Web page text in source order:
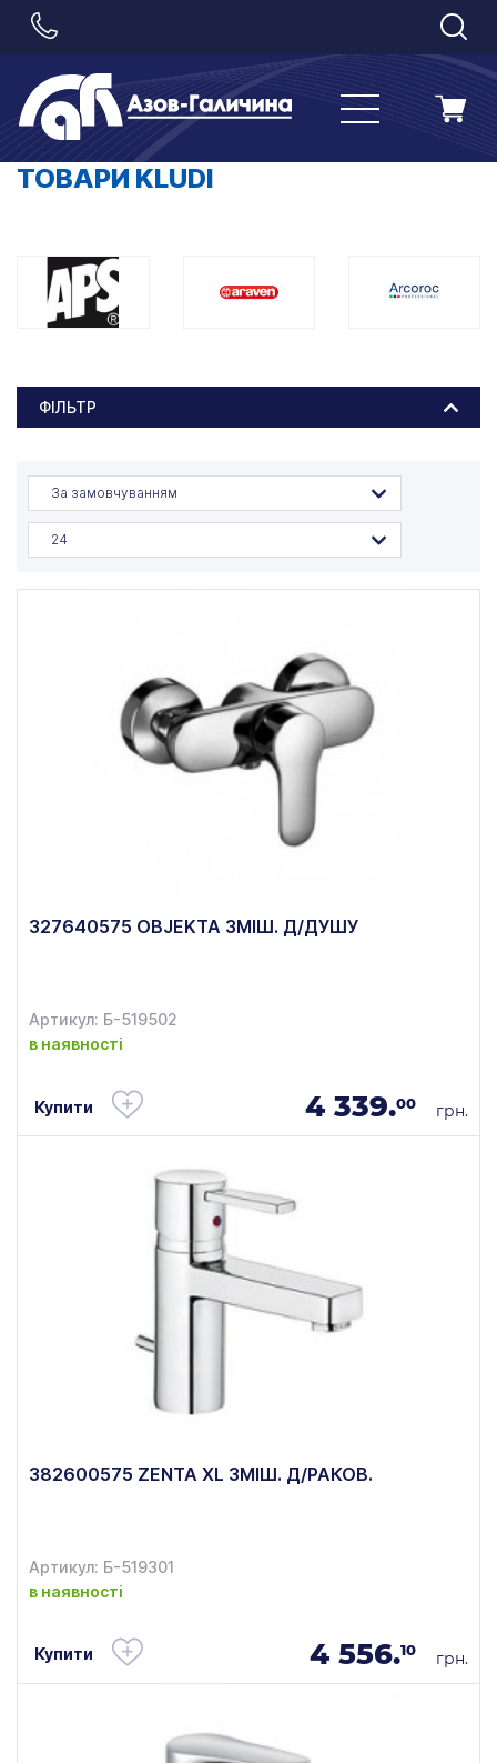
ТОВАРИ KLUDI
ФІЛЬТР
За замовчуванням
24
327640575 OBJEKTA ЗМІШ. Д/ДУШУ
Артикул: Б-519502
в наявності
Купити 4 339.00 грн.
382600575 ZENTA XL ЗМІШ. Д/РАКОВ.
Артикул: Б-519301
в наявності
Купити 4 556.10 грн.